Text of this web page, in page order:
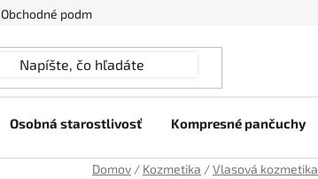
Obchodné podmienky
Osobná starostlivosť Kompresné pančuchy
Domov / Kozmetika /Vlasová kozmetika